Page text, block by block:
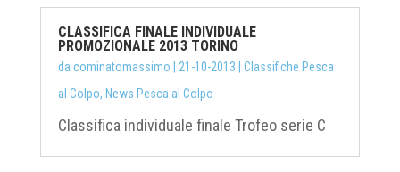
CLASSIFICA FINALE INDIVIDUALE
PROMOZIONALE 2013 TORINO
da cominatomassimo 21-10-2013
Classifiche Pesca
al Colpo, News Pesca al Colpo
Classifica individuale finale Trofeo serie C